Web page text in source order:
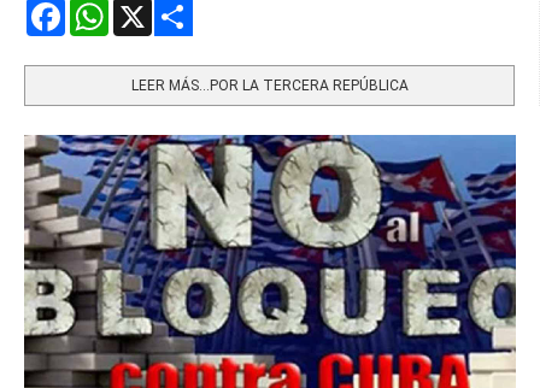
FacebookWhatsApp
LEER MÁS…POR LA TERCERA REPÚBLICA